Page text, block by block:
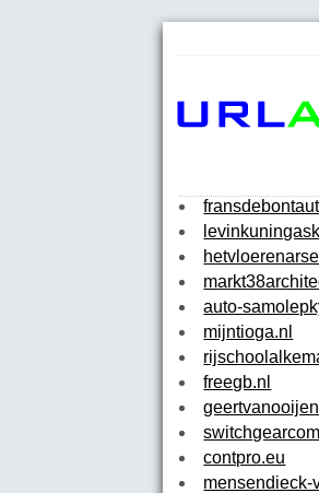
auto-
mijntioga.nl
freegb.nl
contpro.eu
mensendieck-